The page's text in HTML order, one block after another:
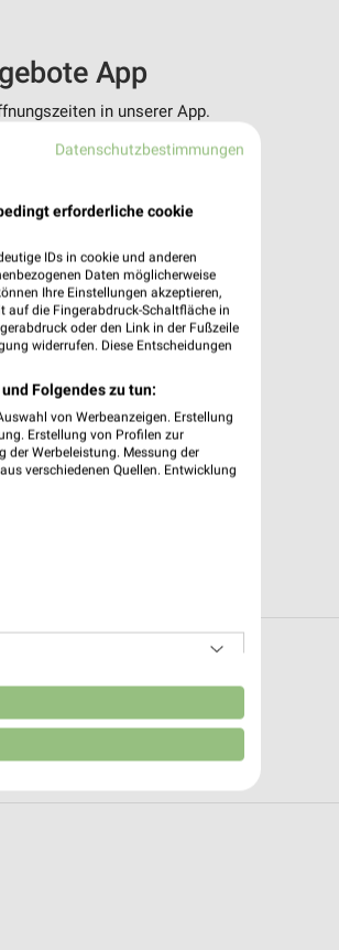
App
in unserer App.
Prospekten
QR-Code scannen.
Datenschutzbestimmungen
erforderliche cookie
IDs in cookie und anderen
Daten möglicherweise
Ihre Einstellungen akzeptieren,
auf die Fingerabdruck-Schaltfläche in
oder den Link in der Fußzeile
widerrufen. Diese Entscheidungen
Folgendes zu tun:
von Werbeanzeigen. Erstellung
Erstellung von Profilen zur
der Werbeleistung. Messung der
verschiedenen Quellen. Entwicklung